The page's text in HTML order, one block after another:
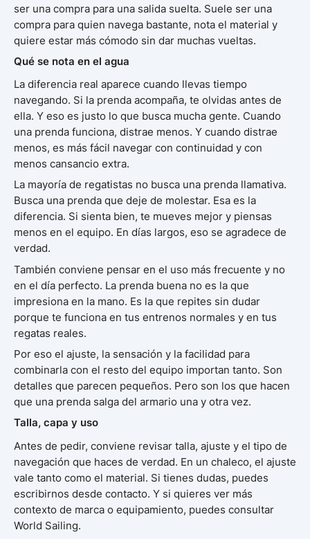
ser una compra para una salida suelta. Suele ser una
compra para quien navega bastante, nota el material y
quiere estar más cómodo sin dar muchas vueltas.
Qué se nota en el agua
La diferencia real aparece cuando llevas tiempo
navegando. Si la prenda acompaña, te olvidas antes de
ella. Y eso es justo lo que busca mucha gente. Cuando
una prenda funciona, distrae menos. Y cuando distrae
menos, es más fácil navegar con continuidad y con
menos cansancio extra.
La mayoría de regatistas no busca una prenda llamativa.
Busca una prenda que deje de molestar. Esa es la
diferencia. Si sienta bien, te mueves mejor y piensas
menos en el equipo. En días largos, eso se agradece de
verdad.
También conviene pensar en el uso más frecuente y no
en el día perfecto. La prenda buena no es la que
impresiona en la mano. Es la que repites sin dudar
porque te funciona en tus entrenos normales y en tus
regatas reales.
Por eso el ajuste, la sensación y la facilidad para
combinarla con el resto del equipo importan tanto. Son
detalles que parecen pequeños. Pero son los que hacen
que una prenda salga del armario una y otra vez.
Talla, capa y uso
Antes de pedir, conviene revisar talla, ajuste y el tipo de
navegación que haces de verdad. En un chaleco, el ajuste
vale tanto como el material. Si tienes dudas, puedes
escribirnos desde contacto. Y si quieres ver más
contexto de marca o equipamiento, puedes consultar
World Sailing.